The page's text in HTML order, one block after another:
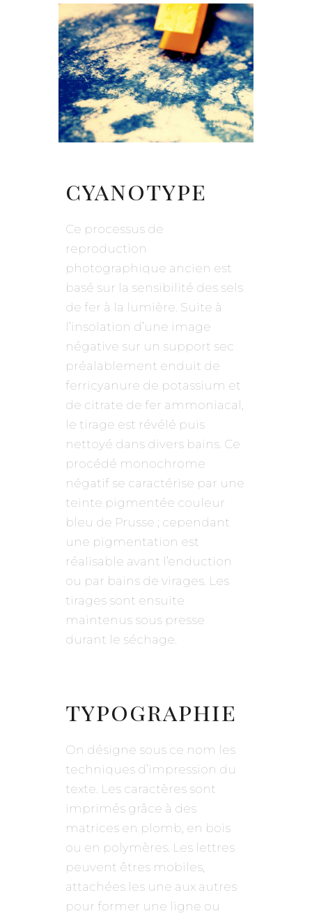
cyanotype
Ce processus de
reproduction
photographique ancien est
basé sur la sensibilité des sels
de fer à la lumière. Suite à
l’insolation d’une image
négative sur un support sec
préalablement enduit de
ferricyanure de potassium et
de citrate de fer ammoniacal,
le tirage est révélé puis
nettoyé dans divers bains. Ce
procédé monochrome
négatif se caractérise par une
teinte pigmentée couleur
bleu de Prusse ; cependant
une pigmentation est
réalisable avant l’enduction
ou par bains de virages . Les
tirages sont ensuite
maintenus sous presse
durant le séchage.
typographie
On désigne sous ce nom les
techniques d’impression du
texte. Les caractères sont
imprimés grâce à des
matrices en plomb, en bois
ou en polymères. Les lettres
peuvent êtres mobiles,
attachées les une aux autres
pour former une ligne ou